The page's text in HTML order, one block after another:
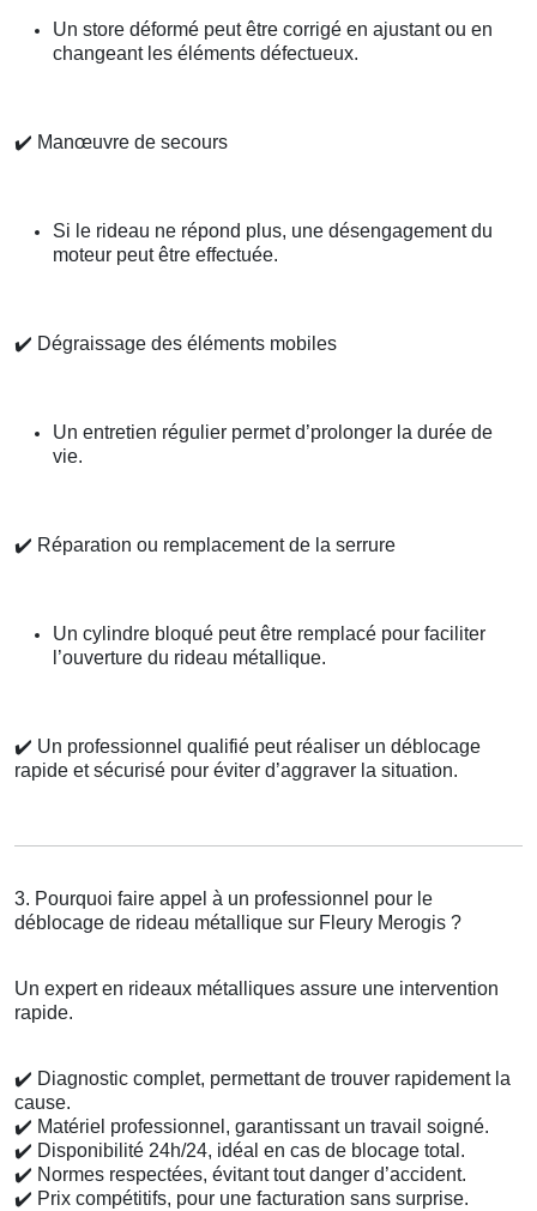
Un store déformé peut être corrigé en ajustant ou en
changeant les éléments défectueux.
✔️ Manœuvre de secours
Si le rideau ne répond plus, une désengagement du
moteur peut être effectuée.
✔️ Dégraissage des éléments mobiles
Un entretien régulier permet d’prolonger la durée de
vie.
✔️ Réparation ou remplacement de la serrure
Un cylindre bloqué peut être remplacé pour faciliter
l’ouverture du rideau métallique.
✔️ Un professionnel qualifié peut réaliser un déblocage
rapide et sécurisé pour éviter d’aggraver la situation.
3. Pourquoi faire appel à un professionnel pour le
déblocage de rideau métallique sur Fleury Merogis ?
Un expert en rideaux métalliques assure une intervention
rapide.
✔️ Diagnostic complet, permettant de trouver rapidement la
cause.
✔️ Matériel professionnel, garantissant un travail soigné.
✔️ Disponibilité 24h/24, idéal en cas de blocage total.
✔️ Normes respectées, évitant tout danger d’accident.
✔️ Prix compétitifs, pour une facturation sans surprise.